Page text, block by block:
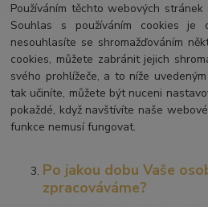
Používáním těchto webových
Souhlas s používáním cookies je
nesouhlasíte se shromažďováním
cookies, můžete zabránit jejich
svého prohlížeče, a to níže
tak učiníte, můžete být nuceni
pokaždé, když navštívíte naše
funkce nemusí fungovat.
Po jakou dobu Vaše
zpracováváme?